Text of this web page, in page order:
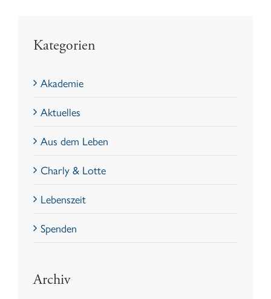
Kategorien
Akademie
Aktuelles
Aus dem Leben
Charly & Lotte
Lebenszeit
Spenden
Archiv